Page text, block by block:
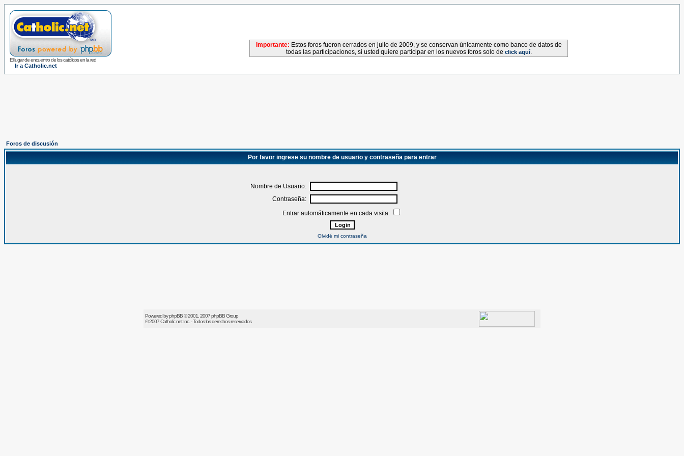
El lugar de encuentro de los católicos en la red
Ir a Catholic.net
Importante: Estos foros fueron cerrados en julio de 2009, y se conservan únicamente como banco de datos de
todas las participaciones, si usted quiere participar en los nuevos foros solo de click aquí.
Foros de discusión
Por favor ingrese su nombre de usuario y contraseña para entrar
Nombre de Usuario:
Contraseña:
Entrar automáticamente en cada visita:
Olvidé mi contraseña
Powered byphpBB© 2001, 2007 phpBB Group
© 2007Catholic.netInc. - Todos los derechos reservados